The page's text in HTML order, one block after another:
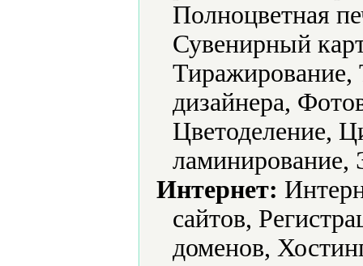
Полноцветная
Сувенирный
Тиражирование,
дизайнера,
Цветоделение,
ламинирование,
Интернет:
сайтов,
доменов,